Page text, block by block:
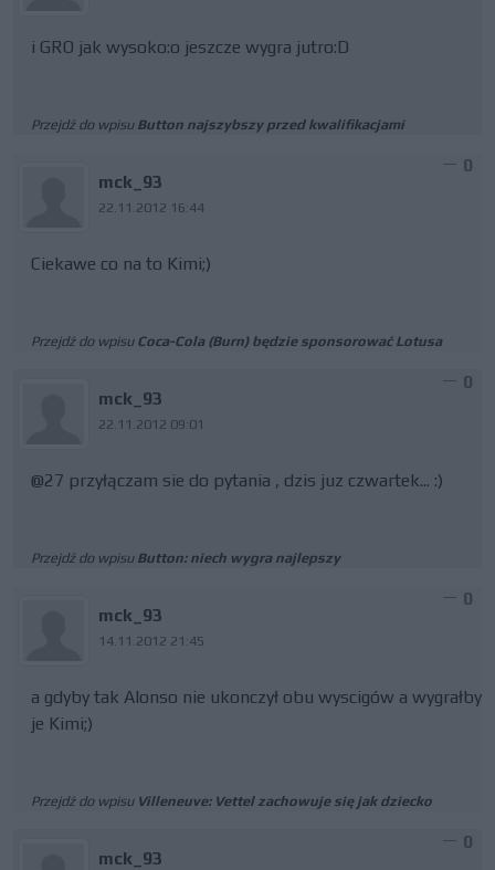
i GRO jak wysoko:o jeszcze wygra jutro:D
Przejdź do wpisu Button najszybszy przed kwalifikacjami
mck_93
22.11.2012 16:44
0
Ciekawe co na to Kimi;)
Przejdź do wpisu Coca-Cola (Burn) będzie sponsorować Lotusa
mck_93
22.11.2012 09:01
0
@27 przyłączam sie do pytania , dzis juz czwartek... :)
Przejdź do wpisu Button: niech wygra najlepszy
mck_93
14.11.2012 21:45
0
a gdyby tak Alonso nie ukonczył obu wyscigów a wygrałby
je Kimi;)
Przejdź do wpisu Villeneuve: Vettel zachowuje się jak dziecko
mck_93
0